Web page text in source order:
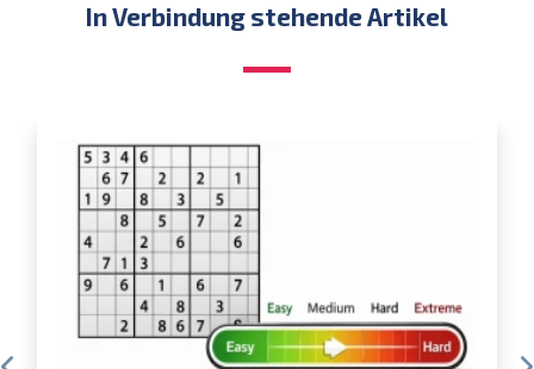
In Verbindung stehende Artikel